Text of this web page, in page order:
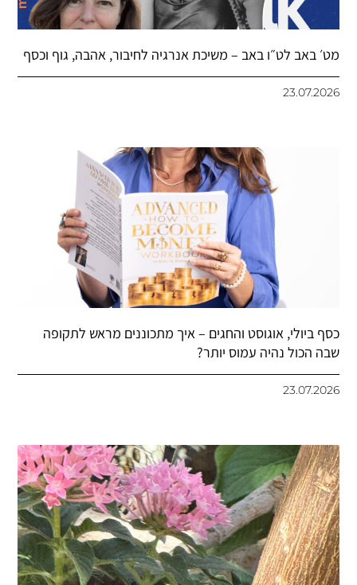
מט׳ באב לט״ו באב – משיכת אנרגיה לחיבור, אהבה, גוף וכסף
23.07.2026
כסף ביולי, אוגוסט והחגים – איך מתכוננים מראש לתקופה
שבה הכול נהיה עמוס יותר?
23.07.2026